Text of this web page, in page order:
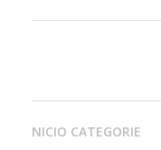
NICIO CATEGORIE